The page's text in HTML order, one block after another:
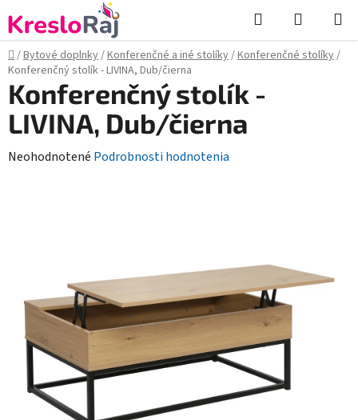
na
obsah
Hľadať
KOŠÍK
Domov
/Bytové doplnky/Konferenčné a iné stolíky/Konferenčné stolíky/
Konferenčný stolík - LIVINA, Dub/čierna
Konferenčný stolík -
LIVINA, Dub/čierna
Priemerné
hviezdičiek.
Neohodnotené Podrobnosti hodnotenia